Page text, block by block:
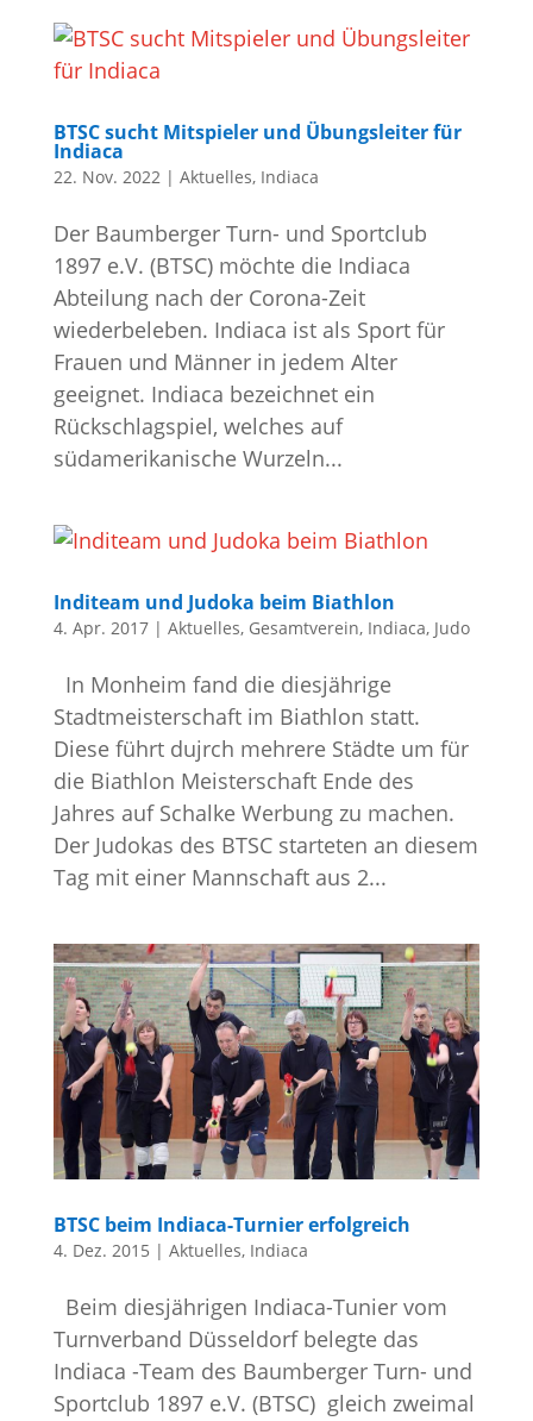
BTSC sucht Mitspieler und Übungsleiter für
Indiaca
22. Nov. 2022| Aktuelles, Indiaca
Der Baumberger Turn- und Sportclub
1897 e.V. (BTSC) möchte die Indiaca
Abteilung nach der Corona-Zeit
wiederbeleben. Indiaca ist als Sport für
Frauen und Männer in jedem Alter
geeignet. Indiaca bezeichnet ein
Rückschlagspiel, welches auf
südamerikanische Wurzeln...
Inditeam und Judoka beim Biathlon
4. Apr. 2017| Aktuelles, Gesamtverein, Indiaca, Judo
In Monheim fand die diesjährige
Stadtmeisterschaft im Biathlon statt.
Diese führt dujrch mehrere Städte um für
die Biathlon Meisterschaft Ende des
Jahres auf Schalke Werbung zu machen.
Der Judokas des BTSC starteten an diesem
Tag mit einer Mannschaft aus 2...
BTSC beim Indiaca-Turnier erfolgreich
4. Dez. 2015 | Aktuelles, Indiaca
Beim diesjährigen Indiaca-Tunier vom
Turnverband Düsseldorf belegte das
Indiaca -Team des Baumberger Turn- und
Sportclub 1897 e.V. (BTSC) gleich zweimal